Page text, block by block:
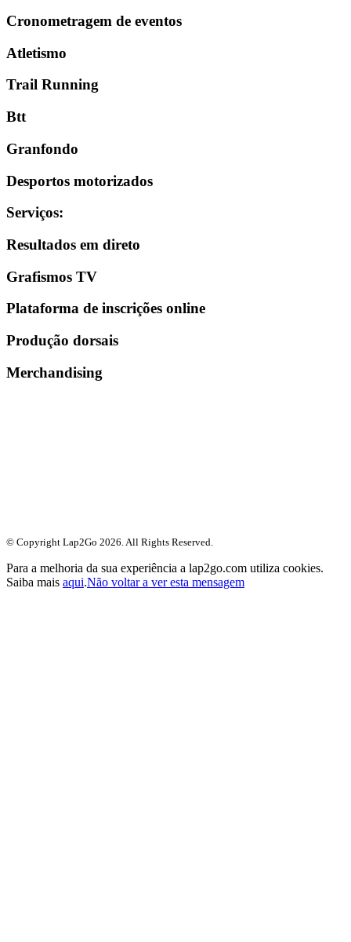
Cronometragem de eventos
Atletismo
Trail Running
Btt
Granfondo
Desportos motorizados
Serviços:
Resultados em direto
Grafismos TV
Plataforma de inscrições online
Produção dorsais
Merchandising
© Copyright Lap2Go 2026 . All Rights Reserved.
Para a melhoria da sua experiência a lap2go.com utiliza cookies.
Saiba mais aqui.Não voltar a ver esta mensagem